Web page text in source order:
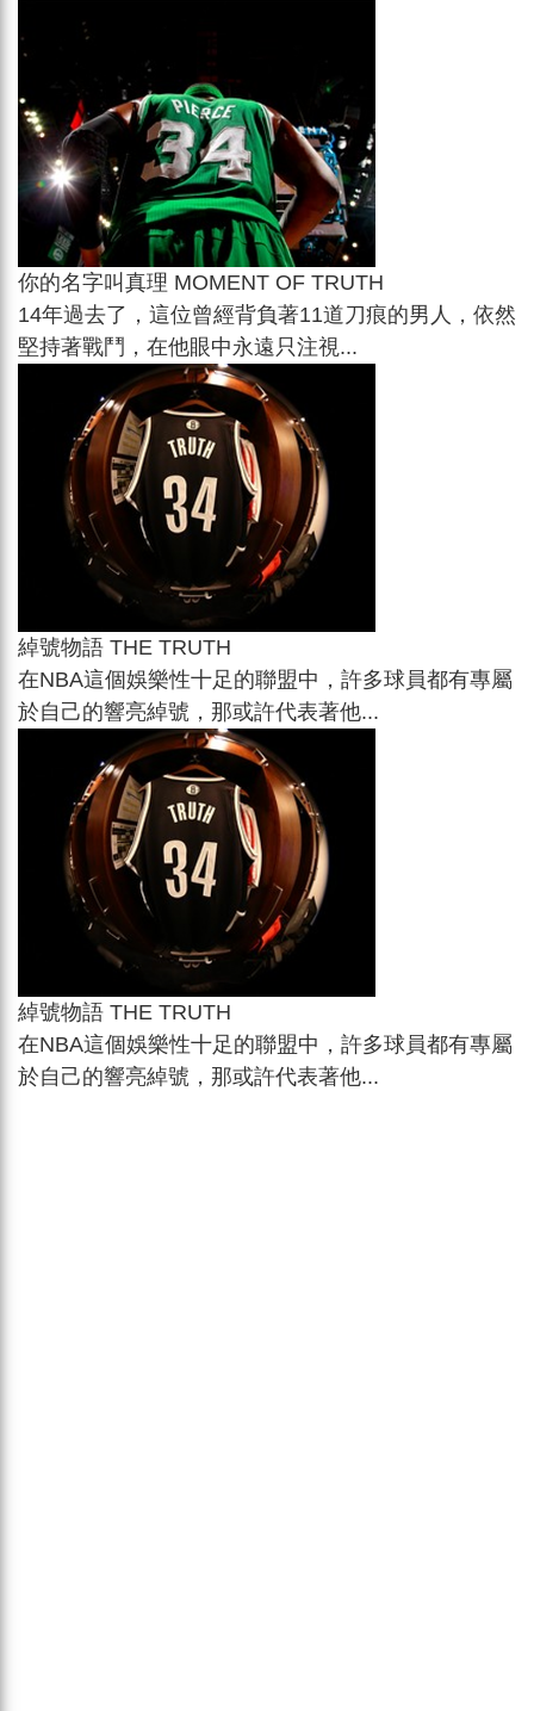
你的名字叫真理 MOMENT OF TRUTH
14年過去了，這位曾經背負著11道刀痕的男人，依然
堅持著戰鬥，在他眼中永遠只注視...
綽號物語 THE TRUTH
在NBA這個娛樂性十足的聯盟中，許多球員都有專屬
於自己的響亮綽號，那或許代表著他...
綽號物語 THE TRUTH
在NBA這個娛樂性十足的聯盟中，許多球員都有專屬
於自己的響亮綽號，那或許代表著他...